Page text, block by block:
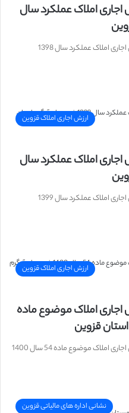
اجاری املاک عملکرد سال
دانلود PDF فایل الگوی ضوابط اجرایی ارزش اجاری املاک عملکرد سال 1398
ارزش اجاری املاک قزوین
اجاری املاک عملکرد سال
دانلود PDF فایل الگوی ضوابط اجرایی ارزش اجاری املاک عملکرد سال 1399
ارزش اجاری املاک قزوین
اجاری املاک موضوع ماده
دانلود PDF فایل الگوی ضوابط اجرایی ارزش اجاری املاک موضوع ماده 54 سال 1400
نشانی اداره های مالیاتی قزوین